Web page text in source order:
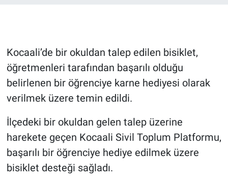
Kocaali’de bir okuldan talep edilen bisiklet,
öğretmenleri tarafından başarılı olduğu
belirlenen bir öğrenciye karne hediyesi olarak
verilmek üzere temin edildi.
İlçedeki bir okuldan gelen talep üzerine
harekete geçen Kocaali Sivil Toplum Platformu,
başarılı bir öğrenciye hediye edilmek üzere
bisiklet desteği sağladı.